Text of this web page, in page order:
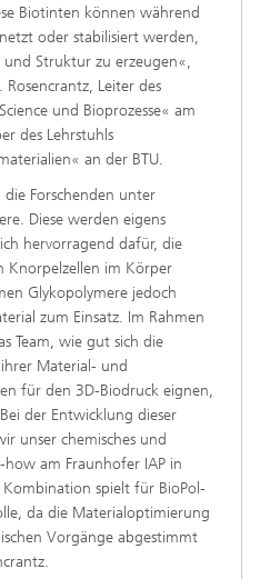
Biotinten können während
oder stabilisiert werden,
Struktur zu erzeugen«,
Leiter des
und Bioprozesse« am
des Lehrstuhls
an der BTU.
Forschenden unter
Diese werden eigens
hervorragend dafür, die
Knorpelzellen im Körper
Glykopolymere jedoch
zum Einsatz. Im Rahmen
Team, wie gut sich die
Material- und
für den 3D-Biodruck eignen,
der Entwicklung dieser
unser chemisches und
am Fraunhofer IAP in
Kombination spielt für BioPol-
da die Materialoptimierung
Vorgänge abgestimmt